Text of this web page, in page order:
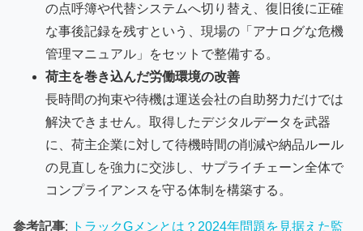
の点呼簿や代替システムへ切り替え、復旧後に正確
な事後記録を残すという、現場の「アナログな危機
管理マニュアル」をセットで整備する。
荷主を巻き込んだ労働環境の改善
長時間の拘束や待機は運送会社の自助努力だけでは
解決できません。取得したデジタルデータを武器
に、荷主企業に対して待機時間の削減や納品ルール
の見直しを強力に交渉し、サプライチェーン全体で
コンプライアンスを守る体制を構築する。
参考記事:
トラックGメンとは？2024年問題を見据えた監